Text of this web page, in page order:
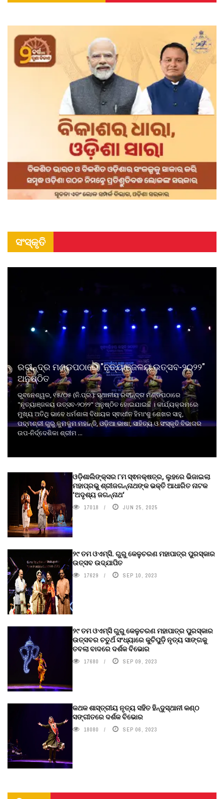
ସଂସ୍କୃତି
ରବୀନ୍ଦ୍ର ମଣ୍ଡପଠାରେ "ନୃତ୍ୟାଞ୍ଜଳୟ ଉତ୍ସବ-୨୦୨୨"
ଅନୁଷ୍ଠିତ
ଭୁବନେଶ୍ୱର, ୧୫/୦୫ (ନି.ପ୍ର.): ସ୍ଥାନୀୟ ରବୀନ୍ଦ୍ର ମଣ୍ଡପଠାରେ
"ନୃତ୍ୟାଞ୍ଜଳୟ ଉତ୍ସବ-୨୦୨୨" ଅନୁଷ୍ଠିତ ହୋଇଯାଇଛି । କାର୍ଯ୍ୟକ୍ରମରେ
ମୁଖ୍ୟ ଅତିଥି ଭାବେ ଧର୍ମଶାଳା ବିଧାୟକ ସ୍ଵାଧୀନ ହିମାଂଶୁ ଶେଖର ସାହୁ,
ପଦ୍ମଶ୍ରୀ ଗୁରୁ କୁମକୁମ ମହାନ୍ତି, ଓଡ଼ିଆ ଭାଷା, ସାହିତ୍ୟ ଓ ସଂସ୍କୃତି ବିଭାଗର
ଉପ-ନିର୍ଦ୍ଦେଶିକା ଶ୍ରୀମ ...
ଓଡ଼ିଶାଲିଙ୍କ୍ସର ୮ମ ସ୍ଵନକ୍ଷତ୍ର, ଲୁହରେ ଭିଜାଇଲା
ମହାପ୍ରଭୁ ଶ୍ରୀଜଗନ୍ନାଥଙ୍କ ଭକ୍ତି ଆଧାରିତ ନାଟକ
‘ଅଦୃଶ୍ୟ ଜଗନ୍ନାଥ‘
17018 JUN 25, 2025
୨୯ ତମ ଓଏମ୍‌ସି. ଗୁରୁ କେଳୁଚରଣ ମହାପାତ୍ର ପୁରସ୍କାର
ଉତ୍ସବ ଉଦ୍‍ଯାପିତ
17629 SEP 10, 2023
୨୯ ତମ ଓଏମ୍‌ସି ଗୁରୁ କେଳୁଚରଣ ମହାପାତ୍ର ପୁରସ୍କାର
ଉତ୍ସବର ଚତୁର୍ଥ ସଂଧ୍ୟାରେ କୁଚିପୁଡ଼ି ନୃତ୍ୟ ସାଙ୍ଗକୁ
ତବଲା ବାଦରେ ଦର୍ଶକ ବିଭୋର
17680 SEP 09, 2023
କଥକ ଶାସ୍ତ୍ରୀୟ ନୃତ୍ୟ ସହିତ ହିନ୍ଦୁସ୍ଥାନୀ କଣ୍ଠ
ସଙ୍ଗୀତରେ ଦର୍ଶକ ବିଭୋର
18080 SEP 06, 2023